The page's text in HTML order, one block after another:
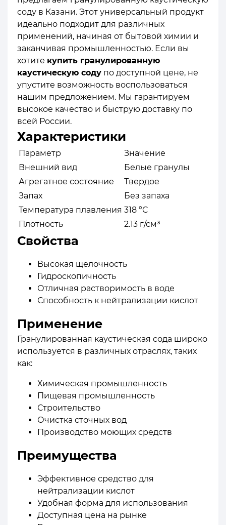
соду в Казани. Этот универсальный продукт
идеально подходит для различных
применений, начиная от бытовой химии и
заканчивая промышленностью. Если вы
хотите купить гранулированную
каустическую соду по доступной цене, не
упустите возможность воспользоваться
нашим предложением. Мы гарантируем
высокое качество и быструю доставку по
всей России.
Характеристики
Параметр
Значение
Внешний вид
Белые гранулы
Агрегатное состояние
Твердое
Запах
Без запаха
Температура плавления 318 °C
Плотность
2.13 г/см³
Свойства
Высокая щелочность
Гидроскопичность
Отличная растворимость в воде
Способность к нейтрализации кислот
Применение
Гранулированная каустическая сода широко
используется в различных отраслях, таких
как:
Химическая промышленность
Пищевая промышленность
Строительство
Очистка сточных вод
Производство моющих средств
Преимущества
Эффективное средство для
нейтрализации кислот
Удобная форма для использования
Доступная цена на рынке